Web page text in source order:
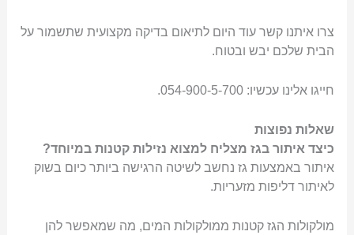
צרו איתנו קשר עוד היום לתיאום בדיקה מקצועית שתשמור על
הבית שלכם יבש ובטוח.
חייגו אלינו עכשיו: 054-900-5-700.
שאלות נפוצות
כיצד איתור בגז מצליח למצוא נזילות קטנות במיוחד?
איתור באמצעות גז נחשב לשיטה הרגישה ביותר כיום בשוק
לאיתור דליפות מזעריות.
מולקולות הגז קטנות ממולקולות המים, מה שמאפשר להן